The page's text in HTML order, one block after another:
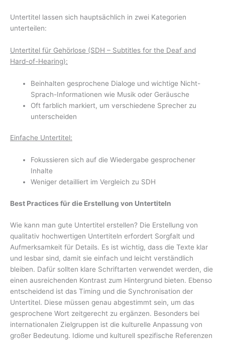
Untertitel lassen sich hauptsächlich in zwei Kategorien
unterteilen:
Untertitel für Gehörlose (SDH – Subtitles for the Deaf and
Hard-of-Hearing):
Beinhalten gesprochene Dialoge und wichtige Nicht-
Sprach-Informationen wie Musik oder Geräusche
Oft farblich markiert, um verschiedene Sprecher zu
unterscheiden
Einfache Untertitel:
Fokussieren sich auf die Wiedergabe gesprochener
Inhalte
Weniger detailliert im Vergleich zu SDH
Best Practices für die Erstellung von Untertiteln
Wie kann man gute Untertitel erstellen? Die Erstellung von
qualitativ hochwertigen Untertiteln erfordert Sorgfalt und
Aufmerksamkeit für Details. Es ist wichtig, dass die Texte klar
und lesbar sind, damit sie einfach und leicht verständlich
bleiben. Dafür sollten klare Schriftarten verwendet werden, die
einen ausreichenden Kontrast zum Hintergrund bieten. Ebenso
entscheidend ist das Timing und die Synchronisation der
Untertitel. Diese müssen genau abgestimmt sein, um das
gesprochene Wort zeitgerecht zu ergänzen. Besonders bei
internationalen Zielgruppen ist die kulturelle Anpassung von
großer Bedeutung. Idiome und kulturell spezifische Referenzen